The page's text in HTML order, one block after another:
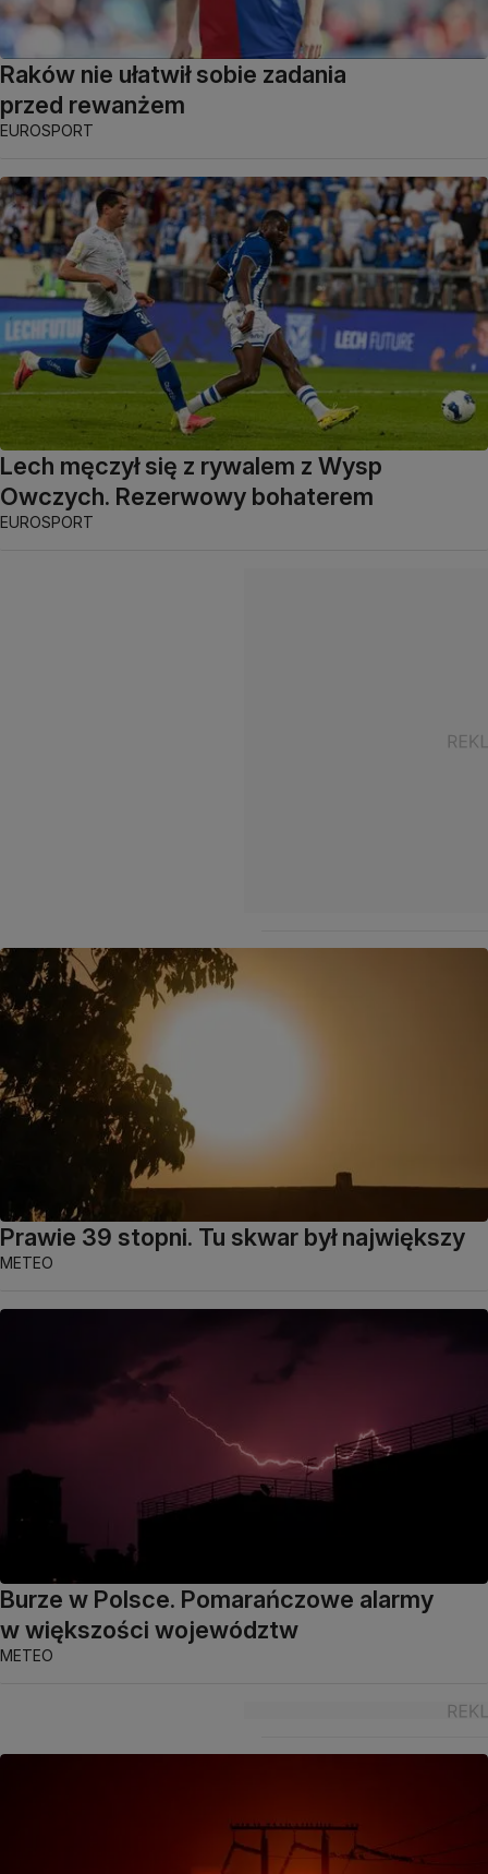
Raków nie ułatwił sobie zadania
przed rewanżem
EUROSPORT
Lech męczył się z rywalem z Wysp
Owczych. Rezerwowy bohaterem
EUROSPORT
Prawie 39 stopni. Tu skwar był największy
METEO
Burze w Polsce. Pomarańczowe alarmy
w większości województw
METEO